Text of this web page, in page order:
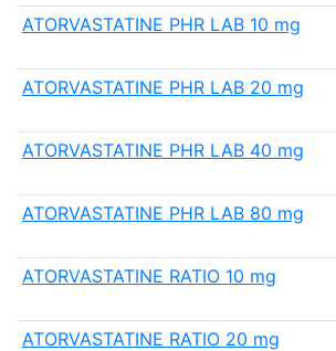
ATORVASTATINE PHR LAB 10 mg
ATORVASTATINE PHR LAB 20 mg
ATORVASTATINE PHR LAB 40 mg
ATORVASTATINE PHR LAB 80 mg
ATORVASTATINE RATIO 10 mg
ATORVASTATINE RATIO 20 mg